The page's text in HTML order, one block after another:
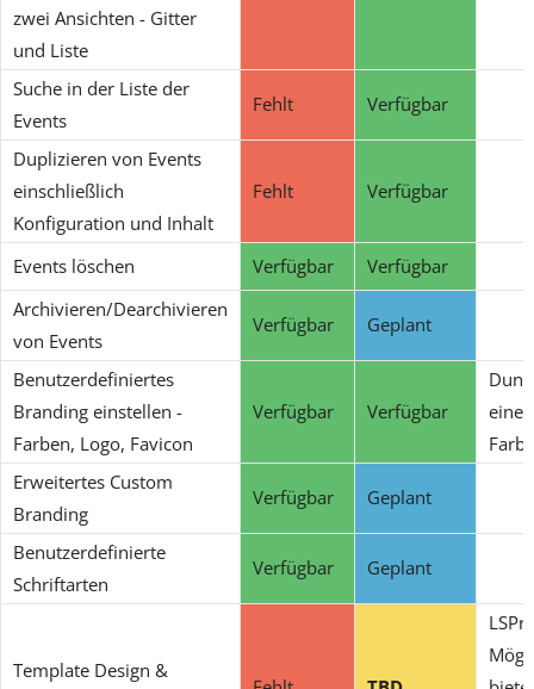
zwei Ansichten - Gitter
und Liste
Suche in der Liste der
Events
Fehlt Verfügbar
Duplizieren von Events
einschließlich
Konfiguration und Inhalt
Fehlt Verfügbar
Events löschen Verfügbar
Verfügbar
Archivieren/Dearchivieren
von Events
Verfügbar Geplant
Benutzerdefiniertes
Branding einstellen -
Farben, Logo, Favicon
Verfügbar Verfügbar
eine
Erweitertes Custom
Branding
Verfügbar Geplant
Benutzerdefinierte
Schriftarten
Verfügbar Geplant
Template Design &